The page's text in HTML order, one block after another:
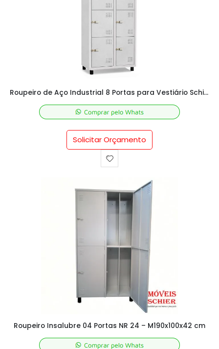
Roupeiro de Aço Industrial 8 Portas para Vestiário Schier Móveis
Solicitar Orçamento
Roupeiro Insalubre 04 Portas NR 24 – M190x100x42 cm